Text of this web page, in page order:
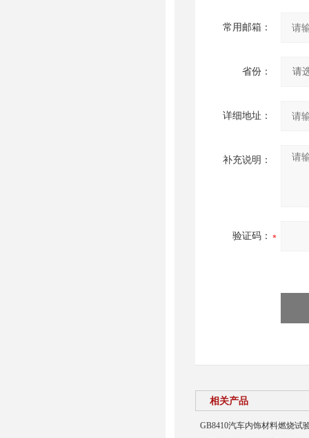
常用邮箱：
省份：
详细地址：
补充说明：
验证码：
相关产品
GB8410汽车内饰材料燃烧试